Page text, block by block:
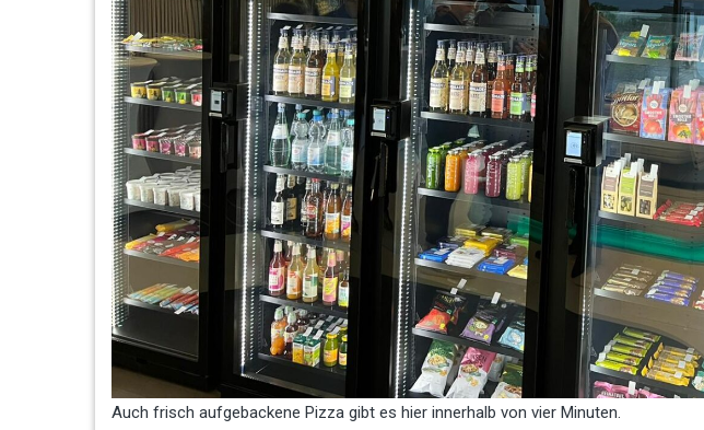
Auch frisch aufgebackene Pizza gibt es hier innerhalb von vier Minuten.